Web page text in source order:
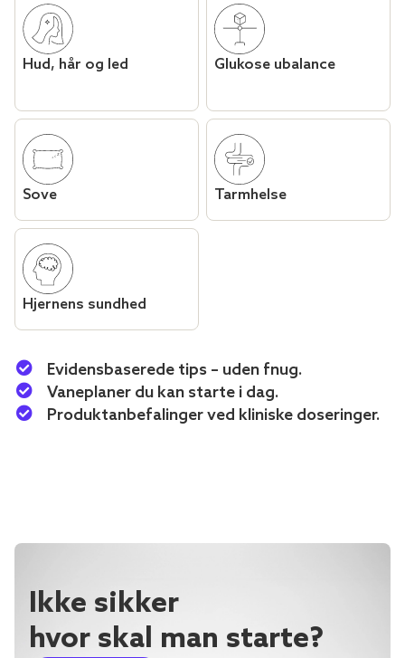
Hud, hår og led Glukose ubalance
Sove Tarmhelse
Hjernens sundhed
Evidensbaserede tips – uden fnug.
Vaneplaner du kan starte i dag.
Produktanbefalinger ved kliniske doseringer.
Ikke sikker
hvor skal man starte?